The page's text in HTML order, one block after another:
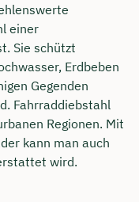
einer
Sie schützt
Erdbeben
Gegenden
Fahrraddiebstahl
Regionen. Mit
kann man auch
wird.